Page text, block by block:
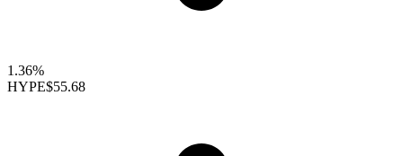
1.36%
HYPE$55.68